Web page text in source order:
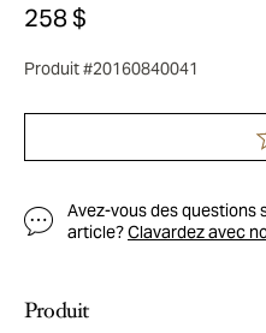
258 $
Produit #20160840041
Avez-vous des questions
article?Clavardez avec
Produit